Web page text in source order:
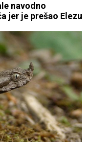
navodno
jer je prešao Elezu